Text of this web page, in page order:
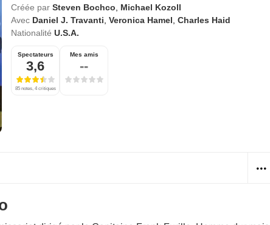
Créée par Steven Bochco
Michael Kozoll
Avec Daniel J. Travanti Veronica Hamel Charles Haid
Nationalité U.S.A.
Spectateurs
3,6
85 notes, 4 critiques
Mes amis
--